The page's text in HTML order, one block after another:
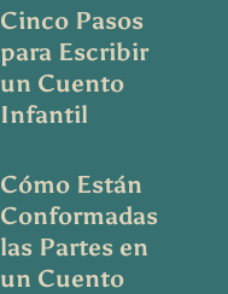
Cinco Pasos
para Escribir
un Cuento
Infantil
Cómo Están
Conformadas
las Partes en
un Cuento